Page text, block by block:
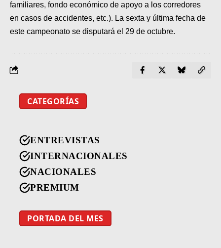
familiares, fondo económico de apoyo a los corredores
en casos de accidentes, etc.). La sexta y última fecha de
este campeonato se disputará el 29 de octubre.
CATEGORÍAS
ENTREVISTAS
INTERNACIONALES
NACIONALES
PREMIUM
PORTADA DEL MES